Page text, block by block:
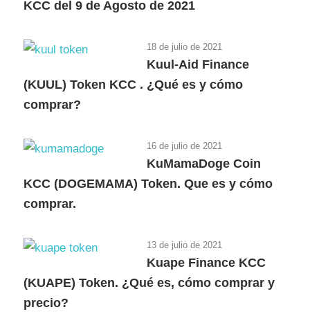
KCC del 9 de Agosto de 2021
18 de julio de 2021
Kuul-Aid Finance
(KUUL) Token KCC . ¿Qué es y cómo
comprar?
16 de julio de 2021
KuMamaDoge Coin
KCC (DOGEMAMA) Token. Que es y cómo
comprar.
13 de julio de 2021
Kuape Finance KCC
(KUAPE) Token. ¿Qué es, cómo comprar y
precio?